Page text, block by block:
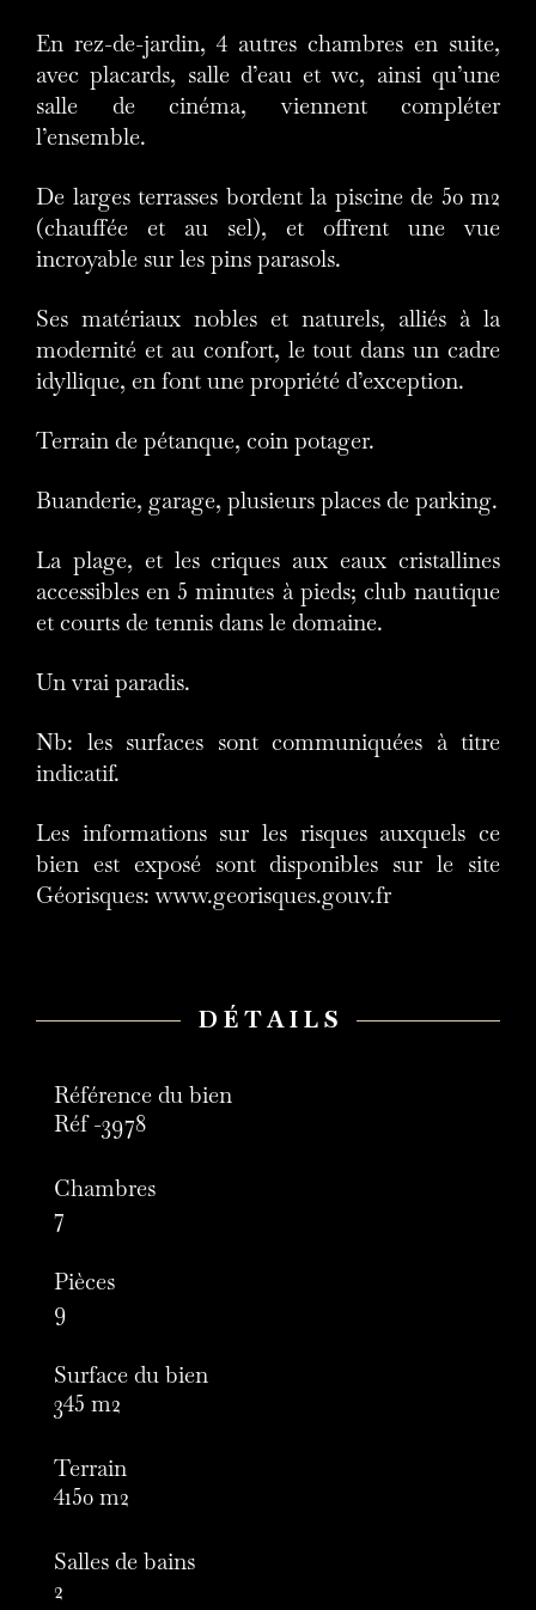
En rez-de-jardin, 4 autres chambres en suite,
avec placards, salle d’eau et wc, ainsi qu’une
salle de cinéma, viennent compléter
l’ensemble.
De larges terrasses bordent la piscine de 50 m2
(chauffée et au sel), et offrent une vue
incroyable sur les pins parasols.
Ses matériaux nobles et naturels, alliés à la
modernité et au confort, le tout dans un cadre
idyllique, en font une propriété d’exception.
Terrain de pétanque, coin potager.
Buanderie, garage, plusieurs places de parking.
La plage, et les criques aux eaux cristallines
accessibles en 5 minutes à pieds; club nautique
et courts de tennis dans le domaine.
Un vrai paradis.
Nb: les surfaces sont communiquées à titre
indicatif.
Les informations sur les risques auxquels ce
bien est exposé sont disponibles sur le site
Géorisques: www.georisques.gouv.fr
DÉTAILS
Référence du bien
Réf -3978
Chambres
7
Pièces
9
Surface du bien
345 m2
Terrain
4150 m2
Salles de bains
2